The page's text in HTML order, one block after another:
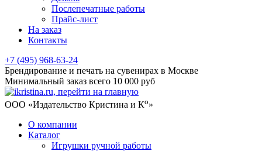
Послепечатные работы
Прайс-лист
На заказ
Контакты
+7 (495) 968-63-24
Брендирование и печать на сувенирах в Москве
Минимальный заказ всего 10 000 руб
ООО «Издательство Кристина и Ко»
О компании
Каталог
Игрушки ручной работы